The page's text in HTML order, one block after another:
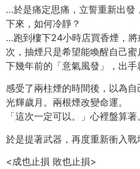
…於是痛定思痛，立誓重新出發
下來，如何冷靜？
…跑到樓下24小時店買香煙，
次，抽煙只是希望能喚醒自己
下幾年前的「意氣風發」，出手
感受了兩柱煙的時間後，以為
光輝歲月。兩根煙改變命運。
「這次一定可以。」心裡盤算著。
於是提著武器，再度重新衝入戰
<成也止損 敗也止損>